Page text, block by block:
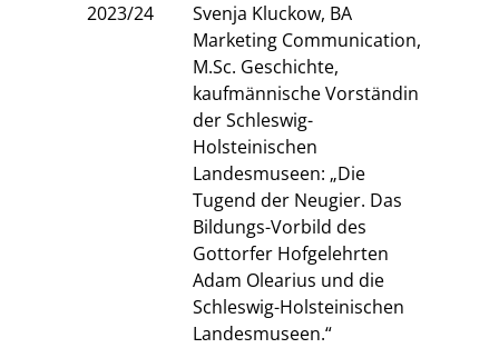
2023/24
Svenja Kluckow, BA
Marketing Communication,
M.Sc. Geschichte,
kaufmännische Vorständin
der Schleswig-
Holsteinischen
Landesmuseen: „Die
Tugend der Neugier. Das
Bildungs-Vorbild des
Gottorfer Hofgelehrten
Adam Olearius und die
Schleswig-Holsteinischen
Landesmuseen.“